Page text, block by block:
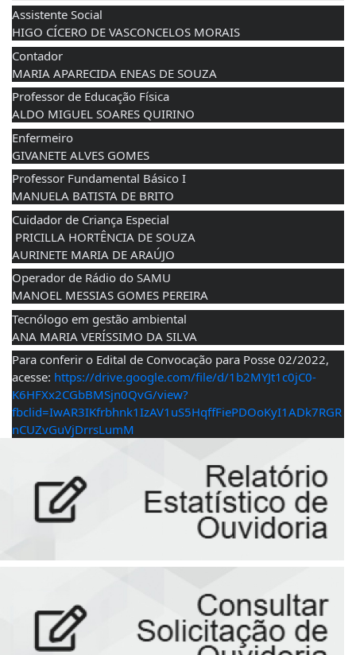
Assistente Social
HIGO CÍCERO DE VASCONCELOS MORAIS
Contador
MARIA APARECIDA ENEAS DE SOUZA
Professor de Educação Física
ALDO MIGUEL SOARES QUIRINO
Enfermeiro
GIVANETE ALVES GOMES
Professor Fundamental Básico I
MANUELA BATISTA DE BRITO
Cuidador de Criança Especial
PRICILLA HORTÊNCIA DE SOUZA
AURINETE MARIA DE ARAÚJO
Operador de Rádio do SAMU
MANOEL MESSIAS GOMES PEREIRA
Tecnólogo em gestão ambiental
ANA MARIA VERÍSSIMO DA SILVA
Para conferir o Edital de Convocação para Posse 02/2022,
acesse: https://drive.google.com/file/d/1b2MYJt1c0jC0-
K6HFXx2CGbBMSjn0QvG/view?
fbclid=IwAR3IKfrbhnk1IzAV1uS5HqffFiePDOoKyI1ADk7RGR
nCUZvGuVjDrrsLumM